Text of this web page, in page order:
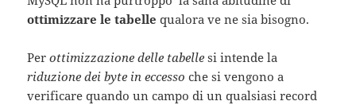
ottimizzare le tabellequalora ve ne sia bisogno.
Perottimizzazione delle tabelle si intende la
riduzione dei byte in eccesso che si vengono a
verificare quando un campo di un qualsiasi record